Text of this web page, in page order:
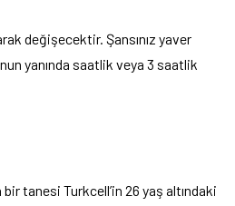
değişecektir. Şansınız yaver
yanında saatlik veya 3 saatlik
tanesi Turkcell’in 26 yaş altındaki